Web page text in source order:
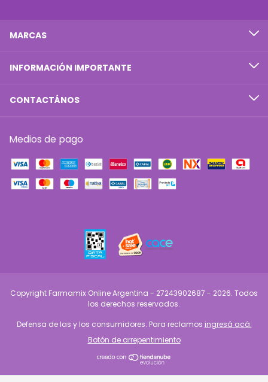
MARCAS
INFORMACIÓN IMPORTANTE
CONTACTÁNOS
Medios de pago
Copyright Farmamix Online Argentina - 27243902687 - 2026. Todos
los derechos reservados.
Defensa de las y los consumidores. Para reclamos ingresá acá.
Botón de arrepentimiento